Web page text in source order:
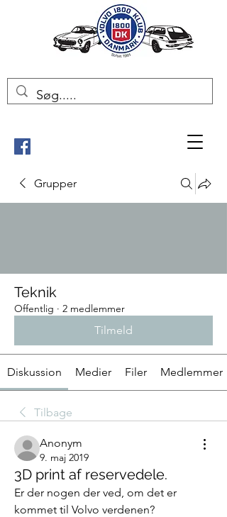
Grupper
Teknik
Offentlig · 2 medlemmer
Tilmeld
Diskussion Medier Filer Medlemmer
Tilbage
Anonym
9. maj 2019
3D print af reservedele.
Er der nogen der ved, om det er
kommet til Volvo verdenen?